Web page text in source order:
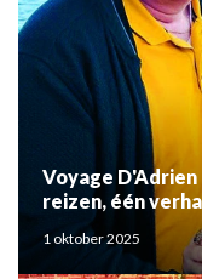
Voyage
reizen, één
Mouden
1 oktober 2025